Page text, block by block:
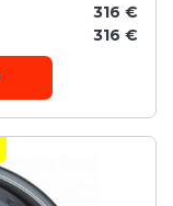
316 €
316 €